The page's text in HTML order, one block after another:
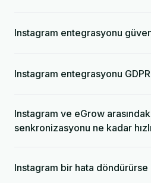
Instagram entegrasyonu
Instagram entegrasyonu
Instagram ve eGrow
senkronizasyonu ne kadar
Instagram bir hata döndürürse